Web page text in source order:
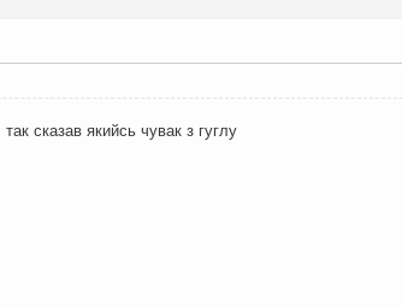
сказав якийсь чувак з гуглу